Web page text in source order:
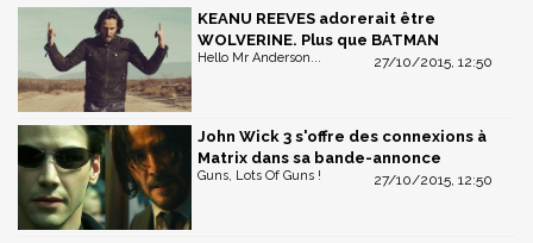
KEANU REEVES adorerait être
WOLVERINE. Plus que BATMAN
27/10/2015, 12:50
Hello Mr Anderson...
John Wick 3 s'offre des connexions à
Matrix dans sa bande-annonce
27/10/2015, 12:50
Guns, Lots Of Guns !